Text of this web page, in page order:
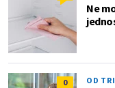
Ne
0 OD